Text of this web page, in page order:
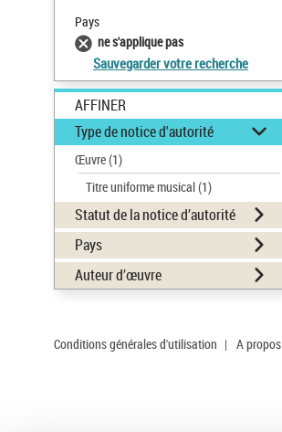
Pays
ne s'applique pas
Sauvegarder votre recherche
AFFINER
Type de notice d'autorité
Œuvre(1)
Titre uniforme musical(1)
Statut de la notice d’autorité
Pays
Auteur d’œuvre
Conditions générales d'utilisation | A propos